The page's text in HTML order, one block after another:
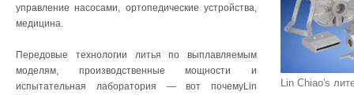
Lin Chiao's
управление насосами, ортопедические устройства,
медицина.
Передовые технологии литья по выплавляемым
моделям, производственные мощности и
испытательная лаборатория — вот почемуLin